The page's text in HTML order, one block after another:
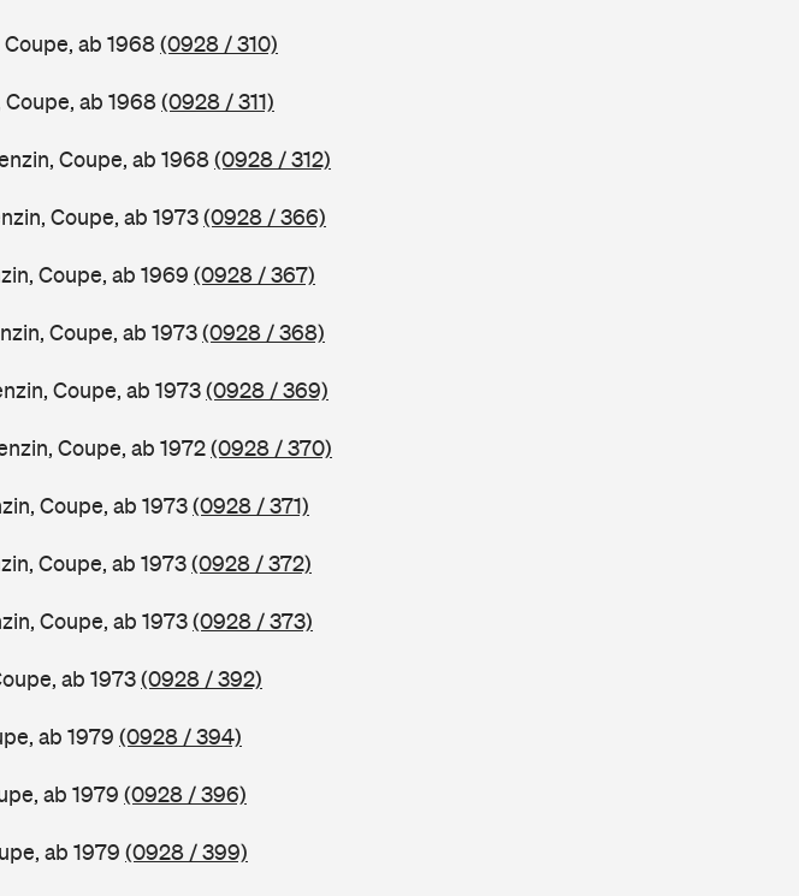
ab 1968(0928 / 310)
Coupe, ab 1968(0928 / 311)
Coupe, ab 1968(0928 / 312)
Coupe, ab 1973(0928 / 366)
Coupe, ab 1969 (0928 / 367)
Coupe, ab 1973(0928 / 368)
Coupe, ab 1973(0928 / 369)
Coupe, ab 1972(0928 / 370)
Coupe, ab 1973(0928 / 371)
Coupe, ab 1973(0928 / 372)
Coupe, ab 1973(0928 / 373)
ab 1973(0928 / 392)
ab 1979 (0928 / 394)
ab 1979 (0928 / 396)
ab 1979 (0928 / 399)